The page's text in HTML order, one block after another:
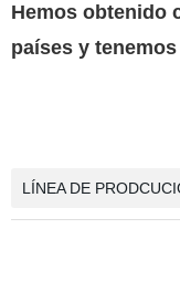
Hemos obtenido
países y
LÍNEA DE